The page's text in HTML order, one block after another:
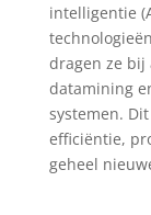
intelligentie
dragen ze bij
datamining
systemen.
efficiëntie,
geheel